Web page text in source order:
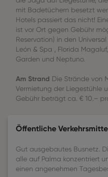
mit Badetüchern besetzt
Hotels passiert das nicht!
ist vor Ort gegen Gebühr
Reservation) in den
León & Spa , Florida
Garden und Neptuno.
Am Strand Die Strände von
Vermietung der Liegestühle
Gebühr beträgt ca. € 10.–
Öffentliche
Gut ausgebautes Busnetz.
alle auf Palma konzentriert
einen angenehmen